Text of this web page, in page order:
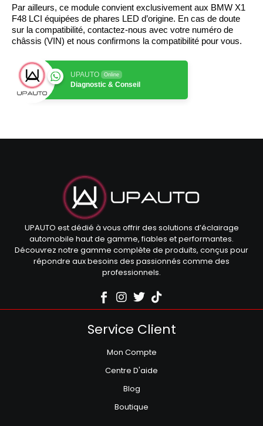
Par ailleurs, ce module convient exclusivement aux BMW X1
F48 LCI équipées de phares LED d’origine. En cas de doute
sur la compatibilité, contactez-nous avec votre numéro de
châssis (VIN) et nous confirmons la compatibilité pour vous.
UPAUTO Online
Diagnostic & Conseil
UPAUTO est dédié à vous offrir des solutions d’éclairage
automobile haut de gamme, fiables et performantes.
Découvrez notre gamme complète de produits, conçus pour
répondre aux besoins des passionnés comme des
professionnels.
Service Client
Mon Compte
Centre D'aide
Blog
Boutique